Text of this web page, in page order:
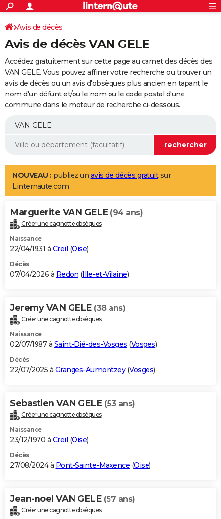
ACTUALITÉS
Politique
Société
Faits Divers
Education
Monde
Villes
+
SPORT
Coupe du monde 2026
Football
Tennis
Cyclisme
Rugby
Forum
Programme TV
TNT
Streaming
Cinéma
Sorties cinéma
Musique
+
FINANCE
Retraite
Epargne
Immobilier
Risques naturels par ville
Banque
Assurance
AUTO
Essais
Réserver un essai
Citadines
Berlines
SUV
Forum auto
+
Mobiles
Meilleur smartphone
Internet
Ordinateurs
Jeux vidéo
Guide high-tech
Aménagement intérieur
LIFESTYLE
Art de vivre
Bien-être
Loisirs
Mode
Modes de vie
Alimentation
Guide de la santé
Maladies
Médicaments
Sommeil
VOYAGE
Destinations
City break
Voyage nature
Voyage de noces
Forum
Climat
+PHOTO
GUIDES D'ACHAT
BONS PLANS
Carte de Noël
Carte Bonne année
Carte Saint-Valentin
Carte Pâques
Carte d'anniversaire
DICTIONNAIRE
Dictionnaire
Biographies
Citations
Expressions
Proverbes
PROGRAMME TV
S'inscrire
Se connecter
Lycées
Collèges
Primaires
Universités
Entreprises
Service militaire
Avis de recherche
AVIS DE DÉCÈS
Bricolage
Lifestyle
Culture
Sport
Auto
Television
Voyage
Cinema
Avis de décès
Avis de décès VAN GELE
Accédez gratuitement sur cette page au carnet des décès des
VAN GELE. Vous pouvez affiner votre recherche ou trouver un
avis de décès ou un avis d'obsèques plus ancien en tapant le
nom d'un défunt et/ou le nom ou le code postal d'une
commune dans le moteur de recherche ci-dessous.
NOUVEAU : publiez un avis de décès gratuitsur
Linternaute.com
Marguerite VAN GELE (94 ans)
Créer une cagnotte obsèques
Naissance
22/04/1931 à Creil (Oise)
Décès
07/04/2026 à Redon (Ille-et-Vilaine)
Jeremy VAN GELE (38 ans)
Créer une cagnotte obsèques
Naissance
02/07/1987 à Saint-Dié-des-Vosges (Vosges)
Décès
22/07/2025 à Granges-Aumontzey(Vosges)
Sebastien VAN GELE (53 ans)
Créer une cagnotte obsèques
Naissance
23/12/1970 à Creil (Oise)
Décès
27/08/2024 à Pont-Sainte-Maxence (Oise)
Jean-noel VAN GELE (57 ans)
Créer une cagnotte obsèques